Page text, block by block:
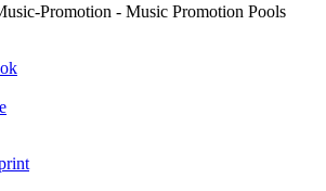
Promotion - Music Promotion Pools